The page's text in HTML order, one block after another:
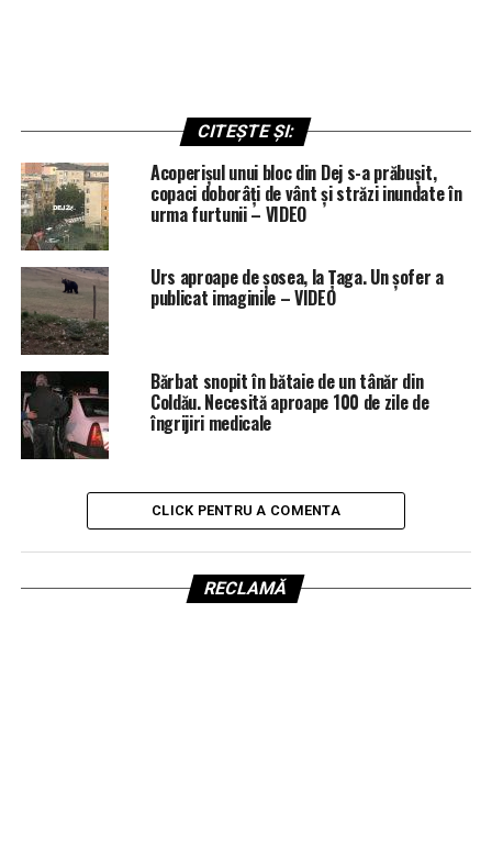
CITEȘTE ȘI:
Acoperișul unui bloc din Dej s-a prăbușit,
copaci doborâți de vânt și străzi inundate în
urma furtunii – VIDEO
Urs aproape de șosea, la Țaga. Un șofer a
publicat imaginile – VIDEO
Bărbat snopit în bătaie de un tânăr din
Coldău. Necesită aproape 100 de zile de
îngrijiri medicale
CLICK PENTRU A COMENTA
RECLAMĂ